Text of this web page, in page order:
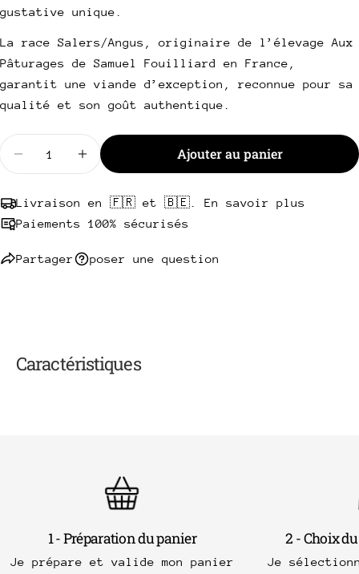
gustative unique.
La race Salers/Angus, originaire de l’élevage Aux
Pâturages de Samuel Fouilliard en France,
garantit une viande d’exception, reconnue pour sa
qualité et son goût authentique.
Diminuer la quantité pour Tomahawk Salangus
Augmenter la quantité pour Tomahawk
Ajouter au panier
Livraison en 🇫🇷 et 🇧🇪. En savoir plus
Paiements 100% sécurisés
Partager
Partager
Facebook
Partager
X Pinterest
poser une question
message
Envoyer une question
Caractéristiques
1 - Préparation du panier
Je prépare et valide mon panier
2 - Choix
Je